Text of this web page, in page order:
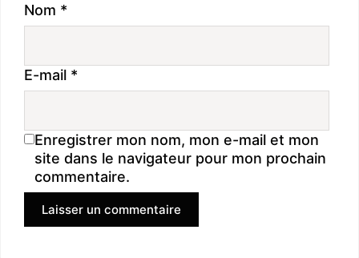
Nom *
E-mail *
Enregistrer mon nom, mon e-mail et mon
site dans le navigateur pour mon prochain
commentaire.